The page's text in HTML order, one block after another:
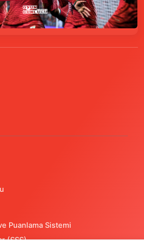
Puanlama Sistemi
(SSS)